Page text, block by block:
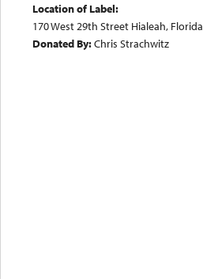
Location of Label:
170 West 29th Street Hialeah, Florida
Donated By:Chris Strachwitz